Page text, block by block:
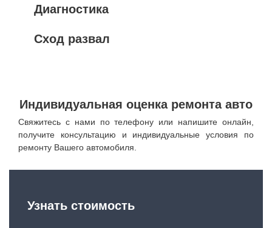
Диагностика
Сход развал
Индивидуальная оценка ремонта авто
Свяжитесь с нами по телефону или напишите онлайн,
получите консультацию и индивидуальные условия по
ремонту Вашего автомобиля.
Узнать стоимость